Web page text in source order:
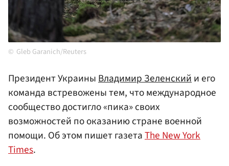
Gleb Garanich/Reuters
Президент УкраиныВладимир Зеленскийи его
команда встревожены тем, что международное
сообщество достигло «пика» своих
возможностей по оказанию стране военной
помощи. Об этом пишет газетаThe New York
Times.